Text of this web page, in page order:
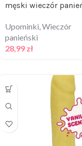
męski wieczór
Upominki,Wieczór
panieński
28,99 zł